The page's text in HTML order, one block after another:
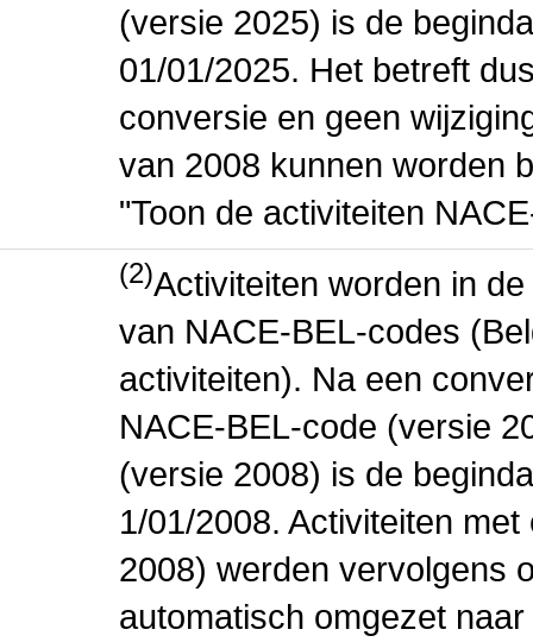
(versie 2025) is de
01/01/2025. Het betreft
conversie en geen
van 2008 kunnen worden
"Toon de activiteiten
(2)Activiteiten worden in
van NACE-BEL-codes
activiteiten). Na een
NACE-BEL-code (versie
(versie 2008) is de
1/01/2008. Activiteiten
2008) werden vervolgens
automatisch omgezet